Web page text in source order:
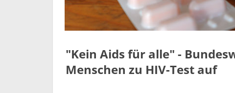
"Kein Aids für alle" -
Menschen zu HIV-Test auf